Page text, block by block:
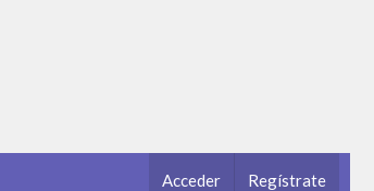
Acceder Regístrate